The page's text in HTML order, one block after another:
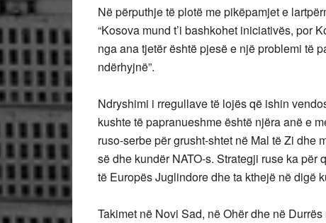
Në përputhje të plotë me pikëpamjet e
“Kosova mund t’i bashkohet iniciativës, por
nga ana tjetër është pjesë e një problemi të
ndërhyjnë”.
Ndryshimi i rregullave të lojës që ishin
kushte të papranueshme është njëra anë e
ruso-serbe për grusht-shtet në Mal të Zi dhe
së dhe kundër NATO-s. Strategji ruse ka
të Europës Juglindore dhe ta kthejë në digë
Takimet në Novi Sad, në Ohër dhe në